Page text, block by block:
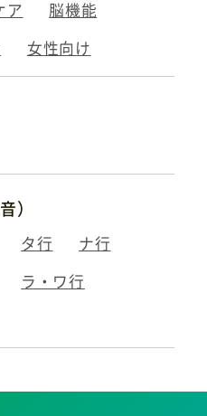
ア
脳機能
女性向け
）
タ行
ナ行
ラ・ワ行